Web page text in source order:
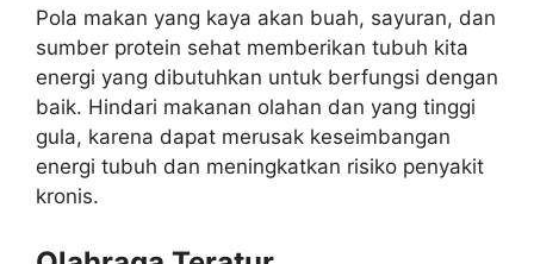
Pola makan yang kaya akan buah, sayuran, dan
sumber protein sehat memberikan tubuh kita
energi yang dibutuhkan untuk berfungsi dengan
baik. Hindari makanan olahan dan yang tinggi
gula, karena dapat merusak keseimbangan
energi tubuh dan meningkatkan risiko penyakit
kronis.